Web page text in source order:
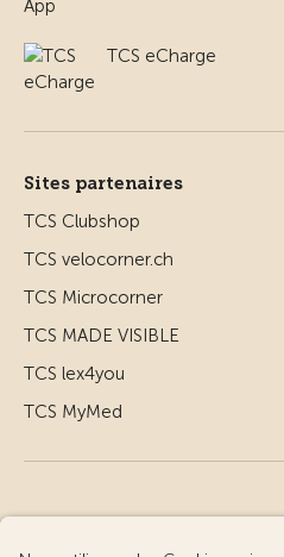
TCS eCharge
Sites partenaires
TCS Clubshop
TCS velocorner.ch
TCS Microcorner
TCS MADE VISIBLE
TCS lex4you
TCS MyMed